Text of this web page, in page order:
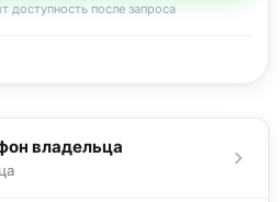
доступность после запроса
владельца